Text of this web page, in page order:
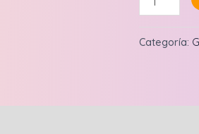
12
contenidos
Categoría: